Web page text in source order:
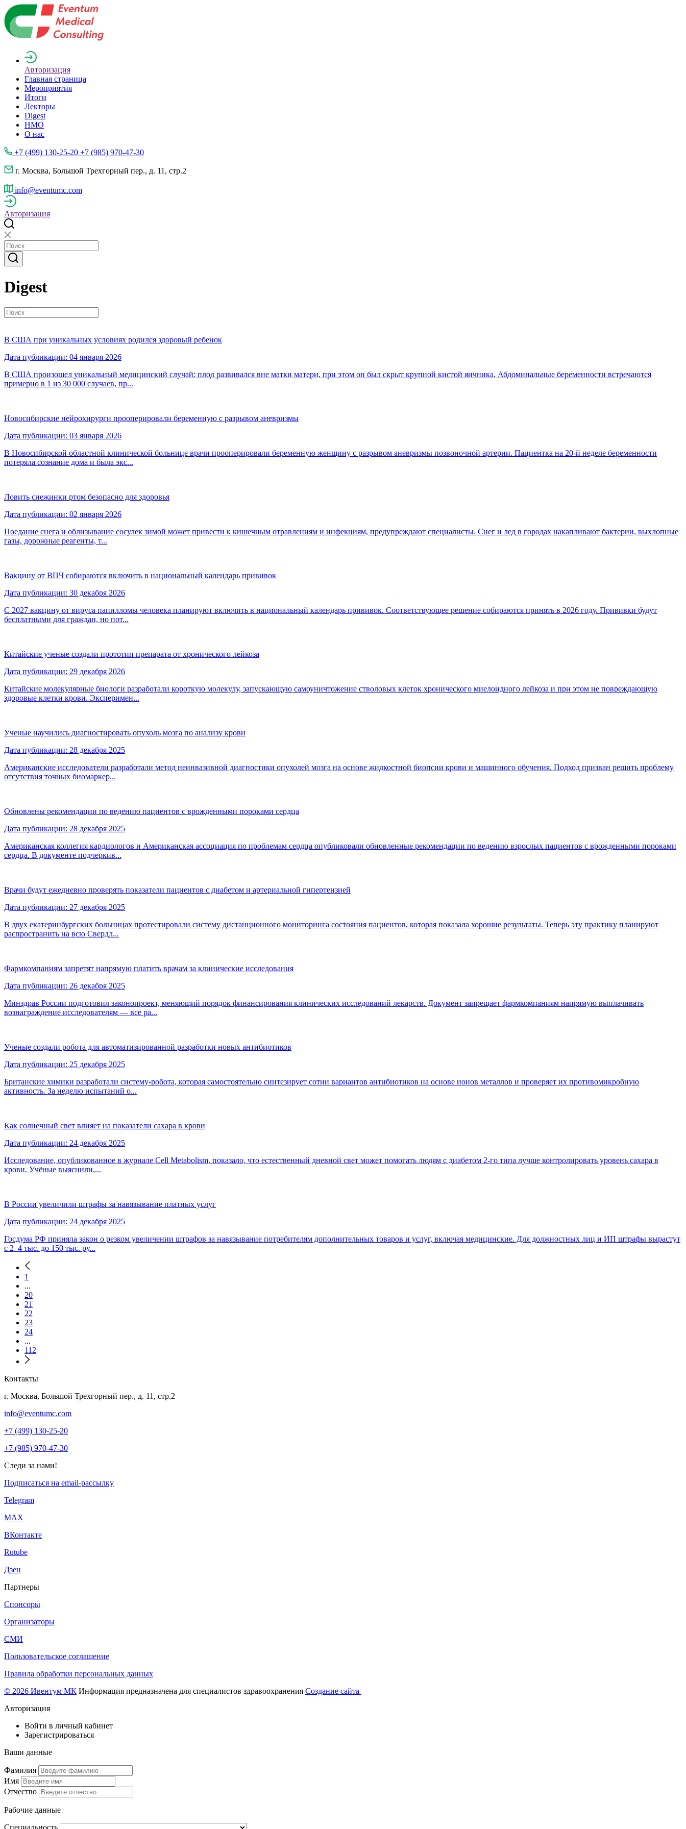
Авторизация
Главная страница
Мероприятия
Итоги
Лекторы
Digest
НМО
О нас
+7 (499) 130-25-20 +7 (985) 970-47-30
г. Москва, Большой Трехгорный пер., д. 11, стр.2
info@eventumc.com
Авторизация
Digest
В США при уникальных условиях родился здоровый ребенок
Дата публикации: 04 января 2026
В США произошел уникальный медицинский случай: плод развивался вне матки матери, при этом он был скрыт крупной кистой яичника. Абдоминальные беременности встречаются
примерно в 1 из 30 000 случаев, пр...
Новосибирские нейрохирурги прооперировали беременную с разрывом аневризмы
Дата публикации: 03 января 2026
В Новосибирской областной клинической больнице врачи прооперировали беременную женщину с разрывом аневризмы позвоночной артерии. Пациентка на 20-й неделе беременности
потеряла сознание дома и была экс...
Ловить снежинки ртом безопасно для здоровья
Дата публикации: 02 января 2026
Поедание снега и облизывание сосулек зимой может привести к кишечным отравлениям и инфекциям, предупреждают специалисты. Снег и лед в городах накапливают бактерии, выхлопные
газы, дорожные реагенты, т...
Вакцину от ВПЧ собираются включить в национальный календарь прививок
Дата публикации: 30 декабря 2026
С 2027 вакцину от вируса папилломы человека планируют включить в национальный календарь прививок. Соответствующее решение собираются принять в 2026 году. Прививки будут
бесплатными для граждан, но пот...
Китайские ученые создали прототип препарата от хронического лейкоза
Дата публикации: 29 декабря 2026
Китайские молекулярные биологи разработали короткую молекулу, запускающую самоуничтожение стволовых клеток хронического миелоидного лейкоза и при этом не повреждающую
здоровые клетки крови. Эксперимен...
Ученые научились диагностировать опухоль мозга по анализу крови
Дата публикации: 28 декабря 2025
Американские исследователи разработали метод неинвазивной диагностики опухолей мозга на основе жидкостной биопсии крови и машинного обучения. Подход призван решить проблему
отсутствия точных биомаркер...
Обновлены рекомендации по ведению пациентов с врожденными пороками сердца
Дата публикации: 28 декабря 2025
Американская коллегия кардиологов и Американская ассоциация по проблемам сердца опубликовали обновленные рекомендации по ведению взрослых пациентов с врожденными пороками
сердца. В документе подчеркив...
Врачи будут ежедневно проверять показатели пациентов с диабетом и артериальной гипертензией
Дата публикации: 27 декабря 2025
В двух екатеринбургских больницах протестировали систему дистанционного мониторинга состояния пациентов, которая показала хорошие результаты. Теперь эту практику планируют
распространить на всю Свердл...
Фармкомпаниям запретят напрямую платить врачам за клинические исследования
Дата публикации: 26 декабря 2025
Минздрав России подготовил законопроект, меняющий порядок финансирования клинических исследований лекарств. Документ запрещает фармкомпаниям напрямую выплачивать
вознаграждение исследователям — все ра...
Ученые создали робота для автоматизированной разработки новых антибиотиков
Дата публикации: 25 декабря 2025
Британские химики разработали систему-робота, которая самостоятельно синтезирует сотни вариантов антибиотиков на основе ионов металлов и проверяет их противомикробную
активность. За неделю испытаний о...
Как солнечный свет влияет на показатели сахара в крови
Дата публикации: 24 декабря 2025
Исследование, опубликованное в журнале Cell Metabolism, показало, что естественный дневной свет может помогать людям с диабетом 2-го типа лучше контролировать уровень сахара в
крови. Учёные выяснили,...
В России увеличили штрафы за навязывание платных услуг
Дата публикации: 24 декабря 2025
Госдума РФ приняла закон о резком увеличении штрафов за навязывание потребителям дополнительных товаров и услуг, включая медицинские. Для должностных лиц и ИП штрафы вырастут
с 2–4 тыс. до 150 тыс. ру...
1
...
20
21
22
23
24
...
112
Контакты
г. Москва, Большой Трехгорный пер., д. 11, стр.2
info@eventumc.com
+7 (499) 130-25-20
+7 (985) 970-47-30
Следи за нами!
Подписаться на email-рассылку
Telegram
МАХ
ВКонтакте
Rutube
Дзен
Партнеры
Спонсоры
Организаторы
СМИ
Пользовательское соглашение
Правила обработки персональных данных
© 2026 Ивентум МК Информация предназначена для специалистов здравоохранения Создание сайта
Авторизация
Войти в личный кабинет
Зарегистрироваться
Ваши данные
Фамилия
Имя
Отчество
Рабочие данные